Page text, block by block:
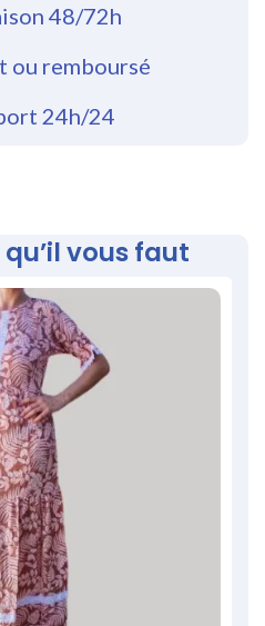
48/72h
ou remboursé
24h/24
vous faut